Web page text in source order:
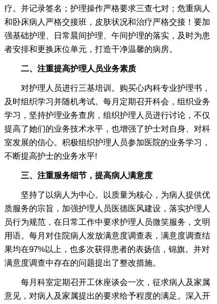
疗。并记录签名；护理操作严格要求三查七对；危重病人
和卧床病人严格交接班，皮肤状况和治疗严格交接！要加
强基础护理、日常晨间护理、午间护理的落实，及时为患
者安排和更换床位单元，打造干净温馨的病房。
二、注重提高护理人员业务素质
对护理人员进行三基培训。购买心内科专业护理书，
及时组织学习并随机考试。每月定期召开科会，组织业务
学习，坚持护理业务查房，组织护理人员进行讨论，不仅
提高了她们的业务技术水平，也增强了护士对自身、对科
室发展的信心。积极组织护理人员参加医院的业务学习，
不断提高护士的业务水平!
三、注重服务细节，提高病人满意度
坚持了以病人为中心。以质量为核心，为病人提供优
质服务的宗旨，加强护理人员医德医风建设，落实护理人
员行为规范，在日常工作中要求护理人员微笑服务，文明
用语。每月对住院病人发放满意度调查表，满意度调查结
果均在97%以上，也多次获得患者的表扬信，锦旗。并对
满意度调查中存在的问题提出了整改措施。
每月科室定期召开工休座谈会一次，征求病人及家属
意见，对病人及家属提出的要求给予程度的满足。深入开